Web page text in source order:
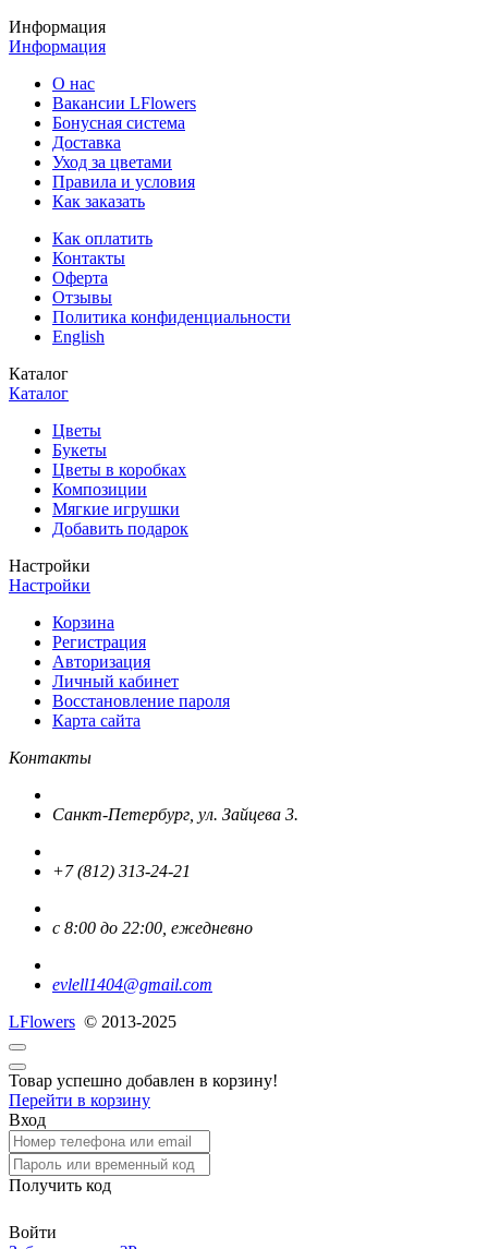
Информация
Информация
О нас
Вакансии LFlowers
Бонусная система
Доставка
Уход за цветами
Правила и условия
Как заказать
Как оплатить
Контакты
Оферта
Отзывы
Политика конфиденциальности
English
Каталог
Каталог
Цветы
Букеты
Цветы в коробках
Композиции
Мягкие игрушки
Добавить подарок
Настройки
Настройки
Корзина
Регистрация
Авторизация
Личный кабинет
Восстановление пароля
Карта сайта
Контакты
Санкт-Петербург, ул. Зайцева 3.
+7 (812) 313-24-21
с 8:00 до 22:00, ежедневно
evlell1404@gmail.com
LFlowers © 2013-2025
Товар успешно добавлен в корзину!
Перейти в корзину
Вход
Получить код
Войти